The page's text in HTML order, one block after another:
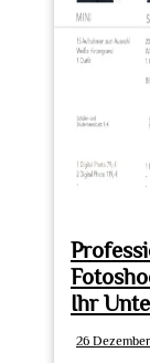
Fotografie
für
besondere
Ihr
26